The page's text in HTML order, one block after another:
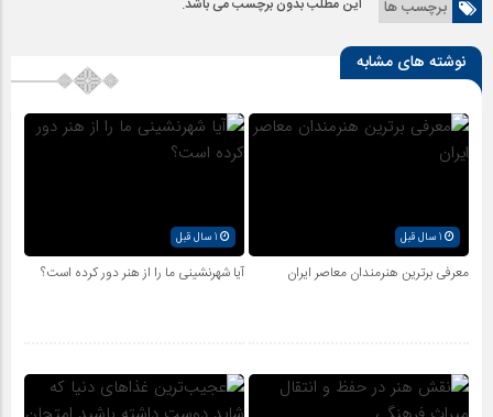
برچسب ها این مطلب بدون برچسب می باشد.
نوشته های مشابه
1 سال قبل
معرفی برترین هنرمندان معاصر ایران آیا شهرنشینی ما را از هنر دور کرده است؟